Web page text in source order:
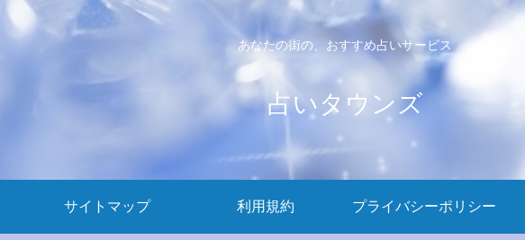
あなたの街の、おすすめ占いサービス
占いタウンズ
サイトマップ 利用規約 プライバシーポリシー